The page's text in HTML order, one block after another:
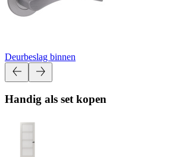
Deurbeslag binnen
Handig als set kopen